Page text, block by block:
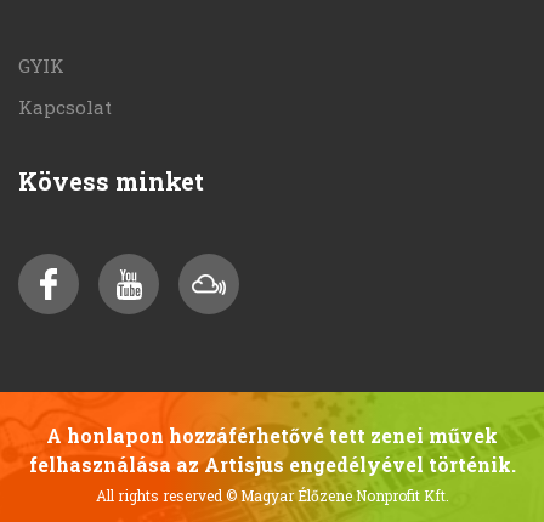
GYIK
Kapcsolat
Kövess minket
A honlapon hozzáférhetővé tett zenei művek
felhasználása az Artisjus engedélyével történik.
All rights reserved© Magyar Élőzene Nonprofit Kft.